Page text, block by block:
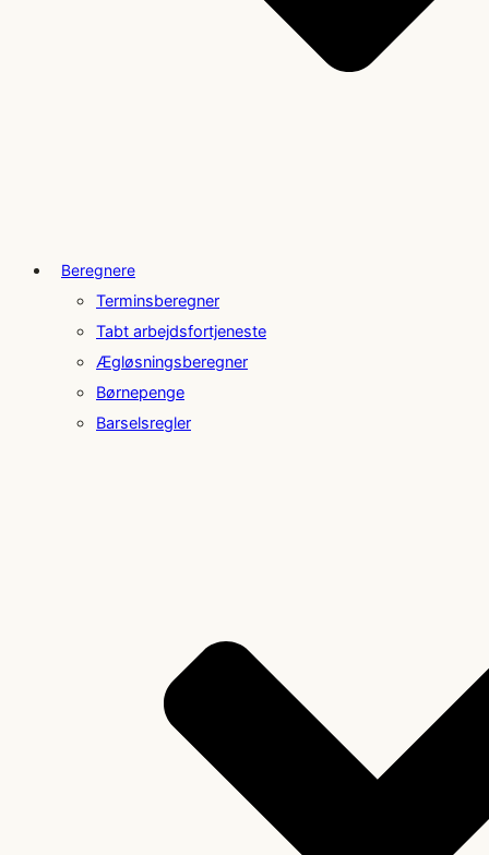
Beregnere
Terminsberegner
Tabt arbejdsfortjeneste
Ægløsningsberegner
Børnepenge
Barselsregler